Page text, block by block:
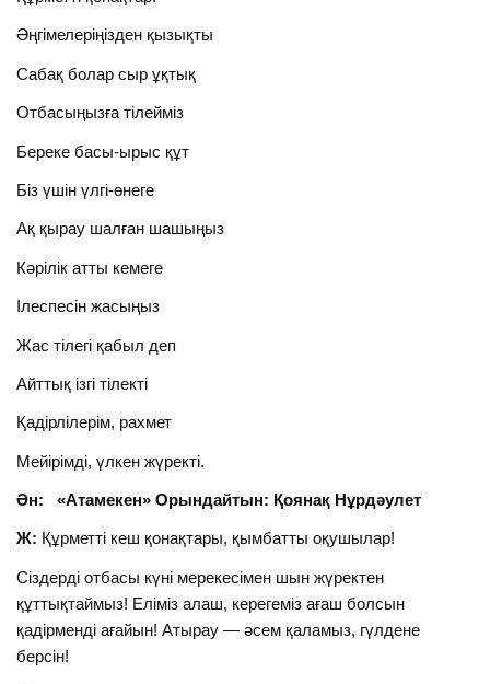
Әңгімелеріңізден қызықты
Сабақ болар сыр ұқтық
Отбасыңызға тілейміз
Береке басы-ырыс құт
Біз үшін үлгі-өнеге
Ақ қырау шалған шашыңыз
Кәрілік атты кемеге
Ілеспесін жасыңыз
Жас тілегі қабыл деп
Айттық ізгі тілекті
Қадірлілерім, рахмет
Мейірімді, үлкен жүректі.
Ән: «Атамекен» Орындайтын: Қоянақ Нұрдәулет
Ж: Құрметті кеш қонақтары, қымбатты оқушылар!
Сіздерді отбасы күні мерекесімен шын жүректен
құттықтаймыз! Еліміз алаш, керегеміз ағаш болсын
қадірменді ағайын! Атырау — әсем қаламыз, гүлдене
берсін!